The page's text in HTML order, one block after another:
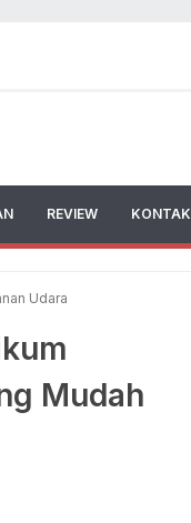
REVIEW KONTAK
Udara
Mudah